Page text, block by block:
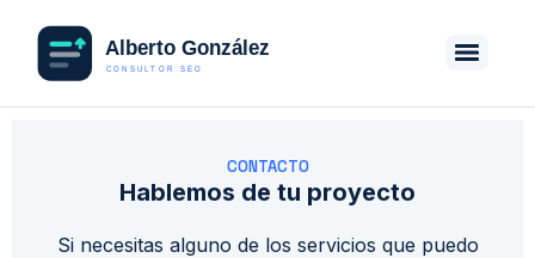
CONTACTO
Hablemos de tu proyecto
Si necesitas alguno de los servicios que puedo